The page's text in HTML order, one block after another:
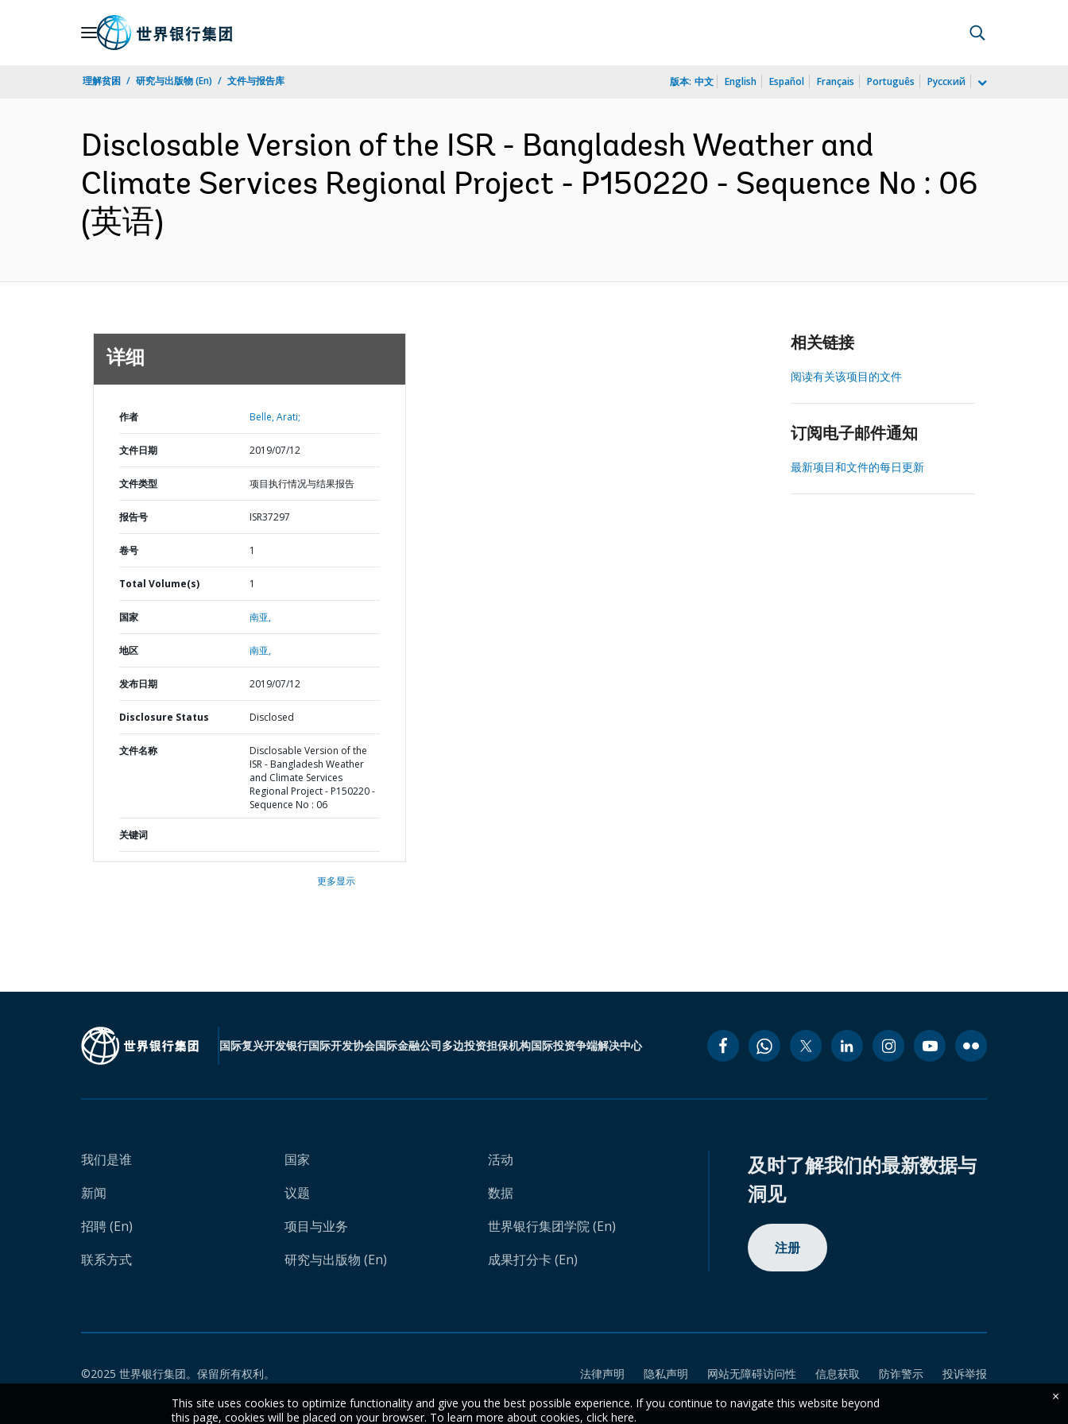
理解贫困 研究与出版物 (En) 文件与报告库 版本: 中文 English Español Français Português Русский
Disclosable Version of the ISR - Bangladesh Weather and
Climate Services Regional Project - P150220 - Sequence No : 06
(英语)
详细
作者 Belle, Arati;
文件日期 2019/07/12
文件类型 项目执行情况与结果报告
报告号 ISR37297
卷号 1
Total Volume(s) 1
国家 南亚,
地区 南亚,
发布日期 2019/07/12
Disclosure Status Disclosed
文件名称
Disclosable Version of the
ISR - Bangladesh Weather
and Climate Services
Regional Project - P150220 -
Sequence No : 06
关键词
更多显示
相关链接
阅读有关该项目的文件
订阅电子邮件通知
最新项目和文件的每日更新
国际复兴开发银行国际开发协会国际金融公司多边投资担保机构国际投资争端解决中心
我们是谁
新闻
招聘 (En)
联系方式
国家
议题
项目与业务
研究与出版物 (En)
活动
数据
世界银行集团学院 (En)
成果打分卡 (En)
及时了解我们的最新数据与
洞见
注册
©2025 世界银行集团。保留所有权利。 法律声明 隐私声明 网站无障碍访问性 信息获取 防诈警示
投诉举报
This site uses cookies to optimize functionality and give you the best possible experience. If you continue to navigate this website beyond
this page, cookies will be placed on your browser. To learn more about cookies, click here.
×